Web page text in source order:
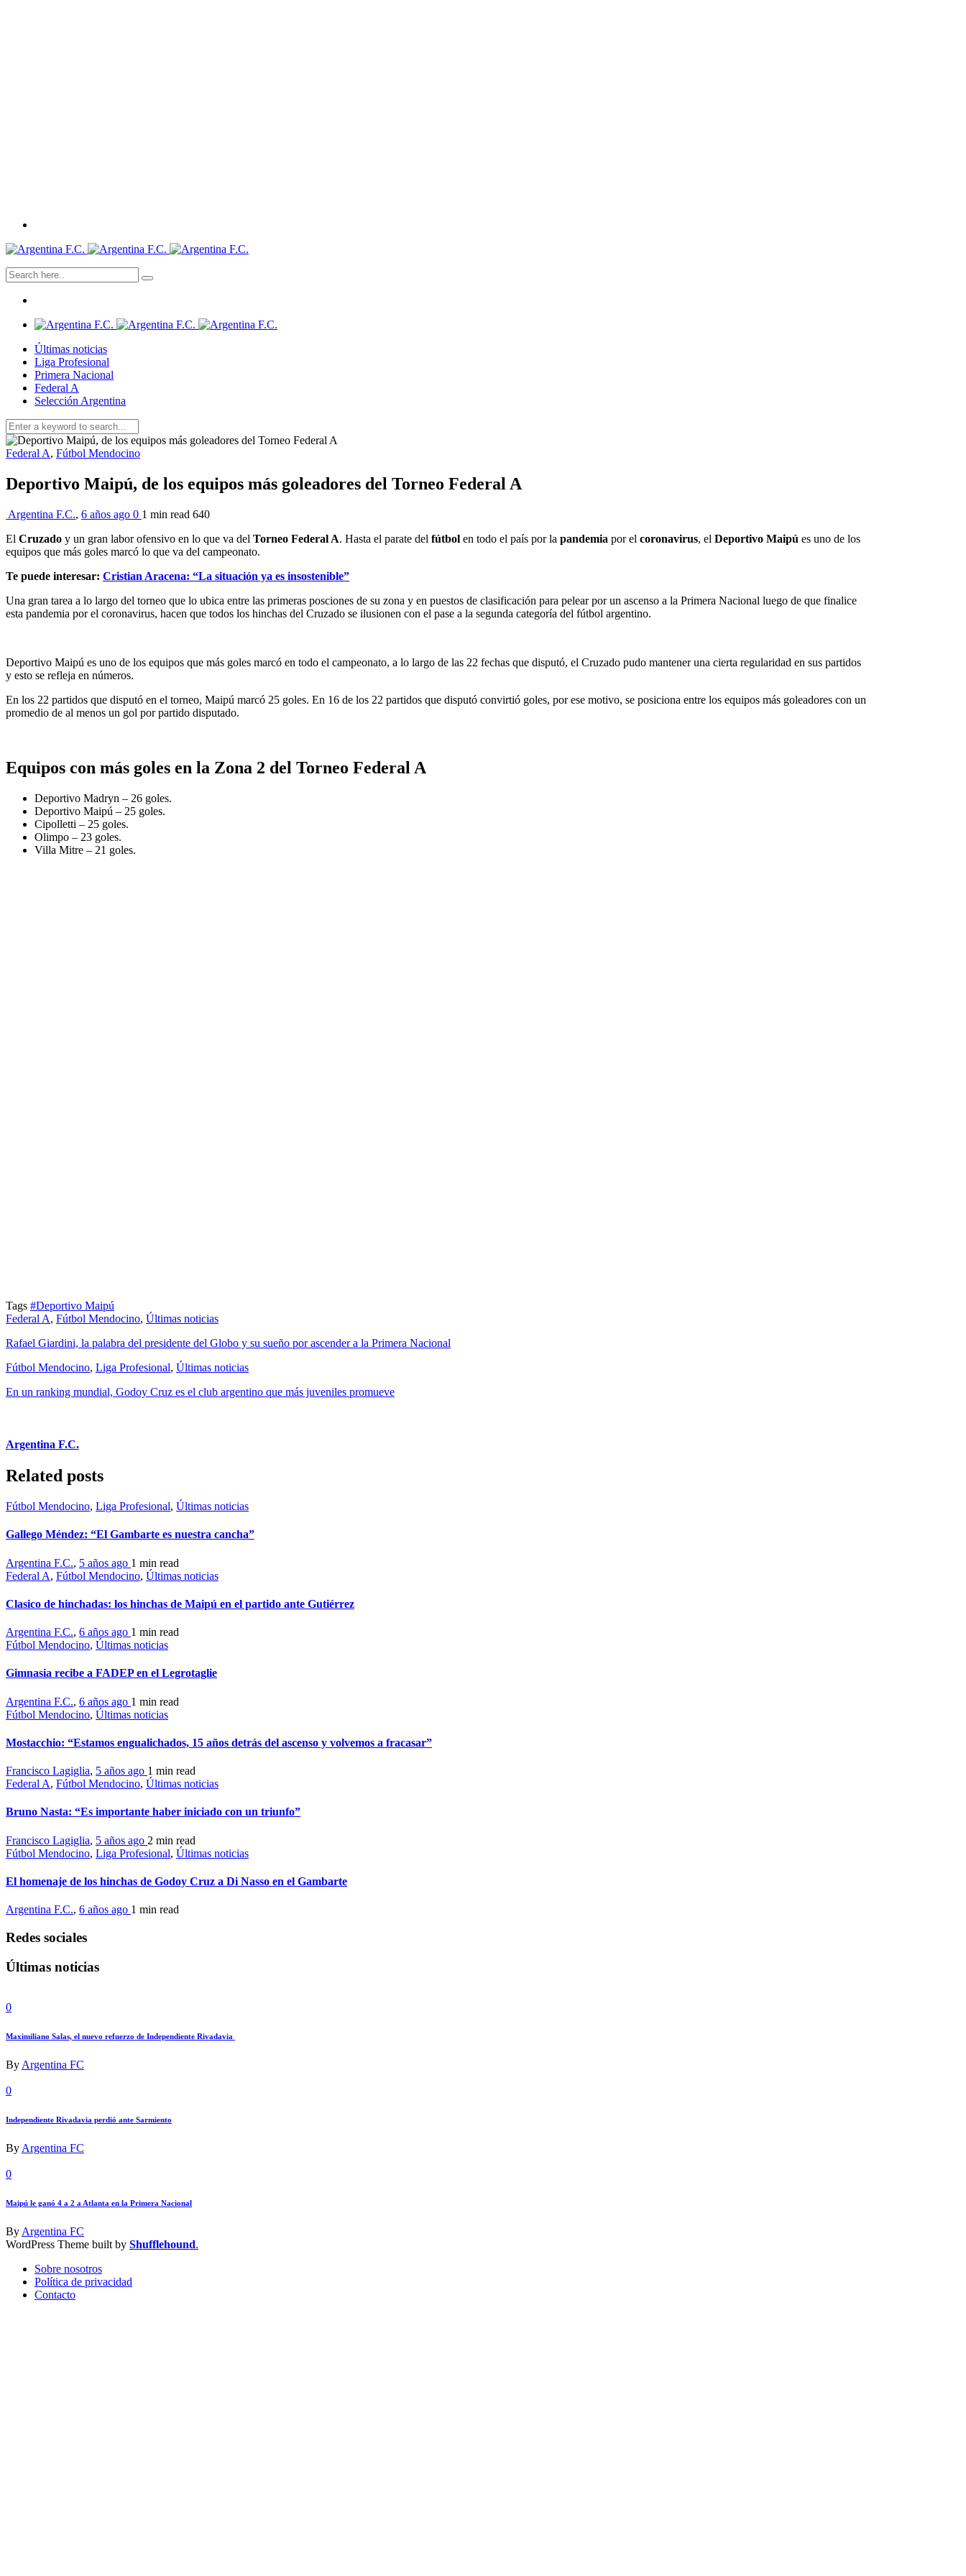
Últimas noticias
Liga Profesional
Primera Nacional
Federal A
Selección Argentina
Federal A, Fútbol Mendocino
Deportivo Maipú, de los equipos más goleadores del Torneo Federal A
Argentina F.C., 6 años ago 0 1 min read 640
El Cruzado y un gran labor ofensivo en lo que va del Torneo Federal A. Hasta el parate del fútbol en todo el país por la pandemia por el coronavirus, el Deportivo Maipú es uno de los
equipos que más goles marcó lo que va del campeonato.
Te puede interesar: Cristian Aracena: “La situación ya es insostenible”
Una gran tarea a lo largo del torneo que lo ubica entre las primeras posciones de su zona y en puestos de clasificación para pelear por un ascenso a la Primera Nacional luego de que finalice
esta pandemia por el coronavirus, hacen que todos los hinchas del Cruzado se ilusionen con el pase a la segunda categoría del fútbol argentino.
Deportivo Maipú es uno de los equipos que más goles marcó en todo el campeonato, a lo largo de las 22 fechas que disputó, el Cruzado pudo mantener una cierta regularidad en sus partidos
y esto se refleja en números.
En los 22 partidos que disputó en el torneo, Maipú marcó 25 goles. En 16 de los 22 partidos que disputó convirtió goles, por ese motivo, se posiciona entre los equipos más goleadores con un
promedio de al menos un gol por partido disputado.
Equipos con más goles en la Zona 2 del Torneo Federal A
Deportivo Madryn – 26 goles.
Deportivo Maipú – 25 goles.
Cipolletti – 25 goles.
Olimpo – 23 goles.
Villa Mitre – 21 goles.
Tags #Deportivo Maipú
Federal A, Fútbol Mendocino, Últimas noticias
Rafael Giardini, la palabra del presidente del Globo y su sueño por ascender a la Primera Nacional
Fútbol Mendocino, Liga Profesional, Últimas noticias
En un ranking mundial, Godoy Cruz es el club argentino que más juveniles promueve
Argentina F.C.
Related posts
Fútbol Mendocino, Liga Profesional, Últimas noticias
Gallego Méndez: “El Gambarte es nuestra cancha”
Argentina F.C., 5 años ago 1 min read
Federal A, Fútbol Mendocino, Últimas noticias
Clasico de hinchadas: los hinchas de Maipú en el partido ante Gutiérrez
Argentina F.C., 6 años ago 1 min read
Fútbol Mendocino, Últimas noticias
Gimnasia recibe a FADEP en el Legrotaglie
Argentina F.C., 6 años ago 1 min read
Fútbol Mendocino, Últimas noticias
Mostacchio: “Estamos engualichados, 15 años detrás del ascenso y volvemos a fracasar”
Francisco Lagiglia, 5 años ago 1 min read
Federal A, Fútbol Mendocino, Últimas noticias
Bruno Nasta: “Es importante haber iniciado con un triunfo”
Francisco Lagiglia, 5 años ago 2 min read
Fútbol Mendocino, Liga Profesional, Últimas noticias
El homenaje de los hinchas de Godoy Cruz a Di Nasso en el Gambarte
Argentina F.C., 6 años ago 1 min read
Redes sociales
Últimas noticias
0
Maximiliano Salas, el nuevo refuerzo de Independiente Rivadavia
By Argentina FC
0
Independiente Rivadavia perdió ante Sarmiento
By Argentina FC
0
Maipú le ganó 4 a 2 a Atlanta en la Primera Nacional
By Argentina FC
WordPress Theme built by Shufflehound.
Sobre nosotros
Política de privacidad
Contacto